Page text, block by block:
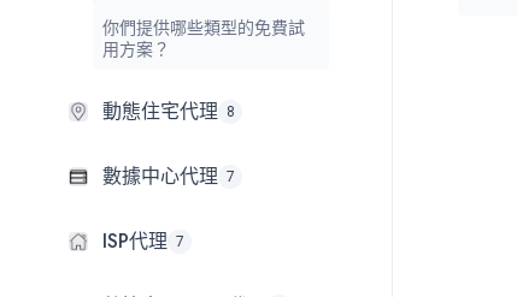
你們提供哪些類型的免費試
用方案？
動態住宅代理 8
數據中心代理 7
ISP代理 7